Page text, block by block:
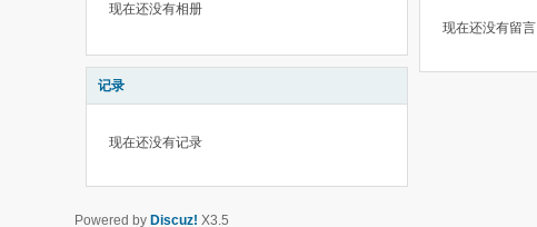
现在还没有相册
记录
现在还没有记录
现在还没有留言
Powered by Discuz! X3.5